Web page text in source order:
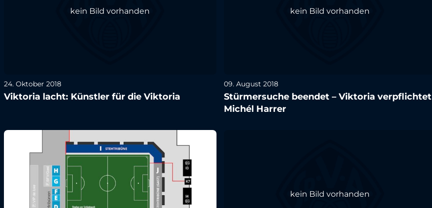
kein Bild vorhanden
24. Oktober 2018
Viktoria lacht: Künstler für die Viktoria
kein Bild vorhanden
09. August 2018
Stürmersuche beendet – Viktoria verpflichtet
Michél Harrer
kein Bild vorhanden